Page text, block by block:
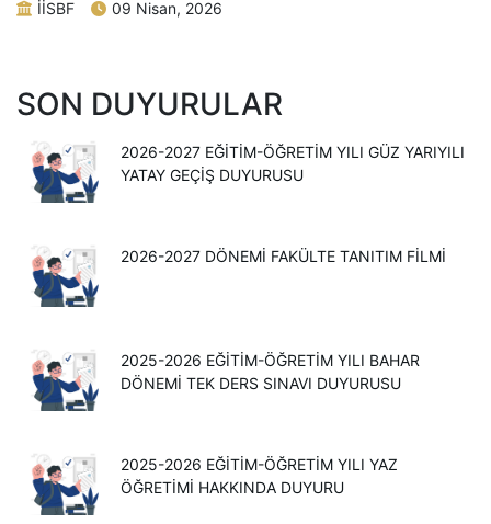
İİSBF 09 Nisan, 2026
SON DUYURULAR
2026-2027 EĞITIM-ÖĞRETIM YILI GÜZ YARIYILI
YATAY GEÇIŞ DUYURUSU
2026-2027 DÖNEMİ FAKÜLTE TANITIM FİLMİ
2025-2026 EĞITIM-ÖĞRETIM YILI BAHAR
DÖNEMI TEK DERS SINAVI DUYURUSU
2025-2026 EĞİTİM-ÖĞRETİM YILI YAZ
ÖĞRETİMİ HAKKINDA DUYURU